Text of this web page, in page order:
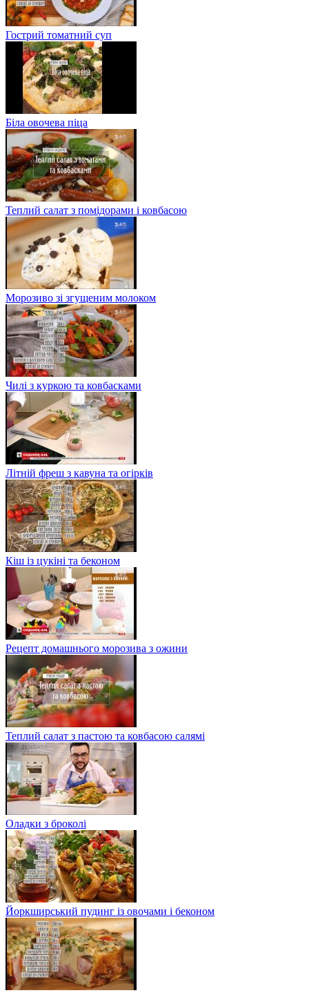
Гострий томатний суп
Біла овочева піца
Теплий салат з помідорами і ковбасою
Морозиво зі згущеним молоком
Чилі з куркою та ковбасками
Літній фреш з кавуна та огірків
Кіш із цукіні та беконом
Рецепт домашнього морозива з ожини
Теплий салат з пастою та ковбасою салямі
Оладки з броколі
Йоркширський пудинг із овочами і беконом